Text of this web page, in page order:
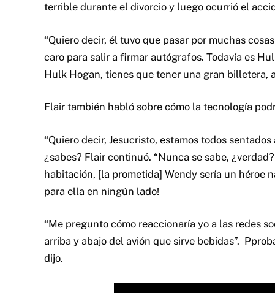
terrible durante el divorcio y luego ocurrió el
“Quiero decir, él tuvo que pasar por muchas
caro para salir a firmar autógrafos. Todavía es
Hulk Hogan, tienes que tener una gran billetera,
Flair también habló sobre cómo la tecnología
“Quiero decir, Jesucristo, estamos todos
¿sabes? Flair continuó. “Nunca se sabe,
habitación, [la prometida] Wendy sería un héroe
para ella en ningún lado!
“Me pregunto cómo reaccionaría yo a las redes
arriba y abajo del avión que sirve bebidas”.
dijo.